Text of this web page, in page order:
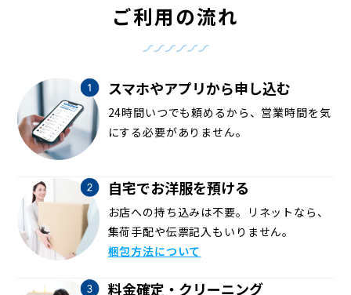
ご利用の流れ
スマホやアプリから申し込む
24時間いつでも頼めるから、営業時間を気
にする必要がありません。
自宅でお洋服を預ける
お店への持ち込みは不要。リネットなら、
集荷手配や伝票記入もいりません。
梱包方法について
料金確定・クリーニング